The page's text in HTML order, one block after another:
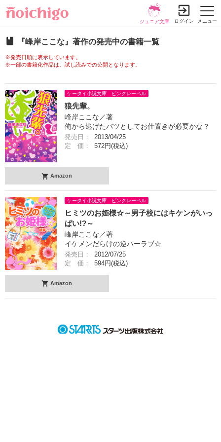
メニュー
ジュニア文庫 ログイン
『峰岸ここな』著作の発売中の書籍一覧
※発売日順に表示しています。
※一部の書籍化作品は、試し読みでの公開となります。
ケータイ小説文庫 ピンクレーベル
狼先輩。
峰岸ここな／著
俺から逃げたバツとしてお仕置きが必要かな？
発売日：
2013/04/25
定 価：
572円(税込)
Amazon
ケータイ小説文庫 ピンクレーベル
ヒミツのお姫様☆～男子校にはキケンがいっ
ぱい!?～
峰岸ここな／著
イケメンだらけの逆ハーラブ☆
発売日：
2012/07/25
定 価：
594円(税込)
Amazon